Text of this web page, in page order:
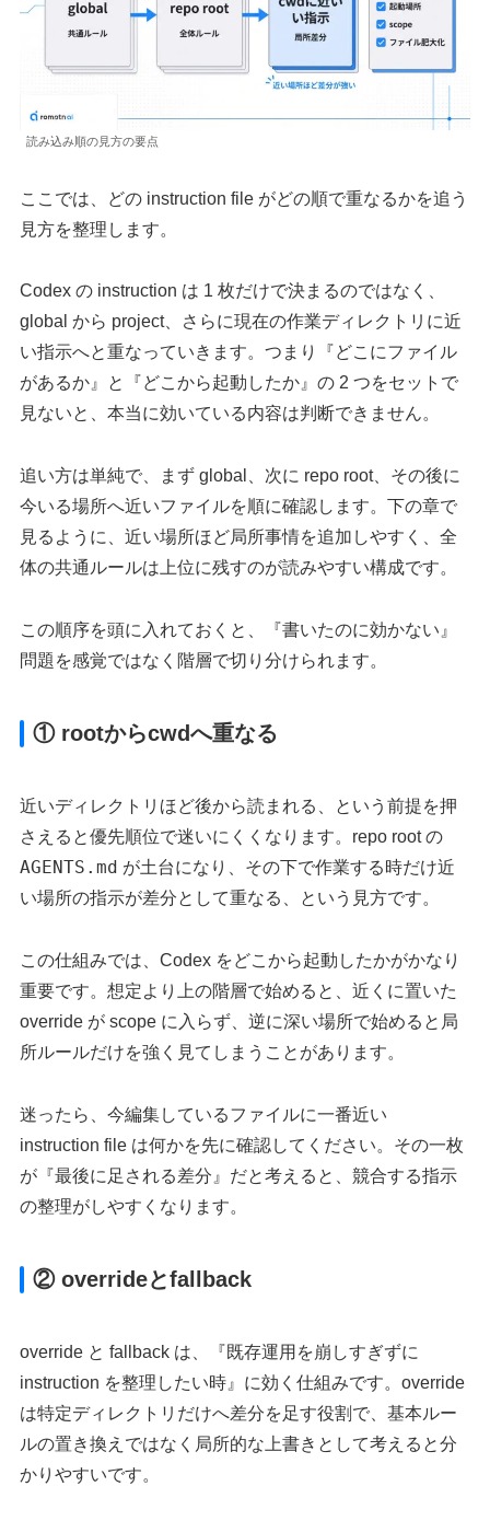
読み込み順の見方の要点
ここでは、どの instruction file がどの順で重なるかを追う
見方を整理します。
Codex の instruction は 1 枚だけで決まるのではなく、
global から project、さらに現在の作業ディレクトリに近
い指示へと重なっていきます。つまり『どこにファイル
があるか』と『どこから起動したか』の 2 つをセットで
見ないと、本当に効いている内容は判断できません。
追い方は単純で、まず global、次に repo root、その後に
今いる場所へ近いファイルを順に確認します。下の章で
見るように、近い場所ほど局所事情を追加しやすく、全
体の共通ルールは上位に残すのが読みやすい構成です。
この順序を頭に入れておくと、『書いたのに効かない』
問題を感覚ではなく階層で切り分けられます。
① rootからcwdへ重なる
近いディレクトリほど後から読まれる、という前提を押
さえると優先順位で迷いにくくなります。repo root の
AGENTS.md が土台になり、その下で作業する時だけ近
い場所の指示が差分として重なる、という見方です。
この仕組みでは、Codex をどこから起動したかがかなり
重要です。想定より上の階層で始めると、近くに置いた
override が scope に入らず、逆に深い場所で始めると局
所ルールだけを強く見てしまうことがあります。
迷ったら、今編集しているファイルに一番近い
instruction file は何かを先に確認してください。その一枚
が『最後に足される差分』だと考えると、競合する指示
の整理がしやすくなります。
② overrideとfallback
override と fallback は、『既存運用を崩しすぎずに
instruction を整理したい時』に効く仕組みです。override
は特定ディレクトリだけへ差分を足す役割で、基本ルー
ルの置き換えではなく局所的な上書きとして考えると分
かりやすいです。